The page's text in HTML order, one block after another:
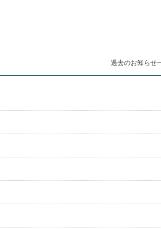
過去のお知らせ